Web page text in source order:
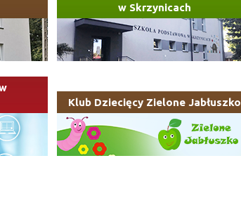
w Skrzynicach
Klub Dziecięcy Zielone Jabłuszko